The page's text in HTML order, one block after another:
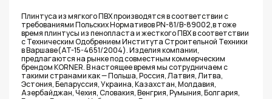
Плинтуса из мягкого ПВХ производятся в соответствии с
требованиями Польских Нормативов PN-81/B-89002,в тоже
время плинтусы из пенопласта и жесткого ПВХ в соответствии
с Техническим Одобрением Института Строительной Техники
в Варшаве(AT-15-4651/2004). Изделия компании,
предлагаются на рынке под совместным коммерческим
брендом KORNER. В настоящее время мы сотрудничаем с
такими странами как — Польша, Россия, Латвия, Литва,
Эстония, Беларуссия, Украина, Казахстан, Молдавия,
Азербайджан, Чехия, Словакия, Венгрия, Румыния, Болгария,